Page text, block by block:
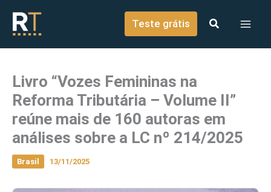
conteúdo
Teste grátis
Livro “Vozes Femininas na
Reforma Tributária – Volume II”
reúne mais de 160 autoras em
análises sobre a LC nº 214/2025
Brasil 13/11/2025